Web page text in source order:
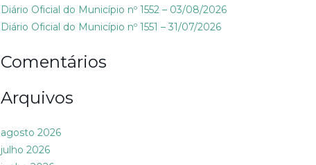
Diário Oficial do Município nº 1552 – 03/08/2026
Diário Oficial do Município nº 1551 – 31/07/2026
Comentários
Arquivos
agosto 2026
julho 2026